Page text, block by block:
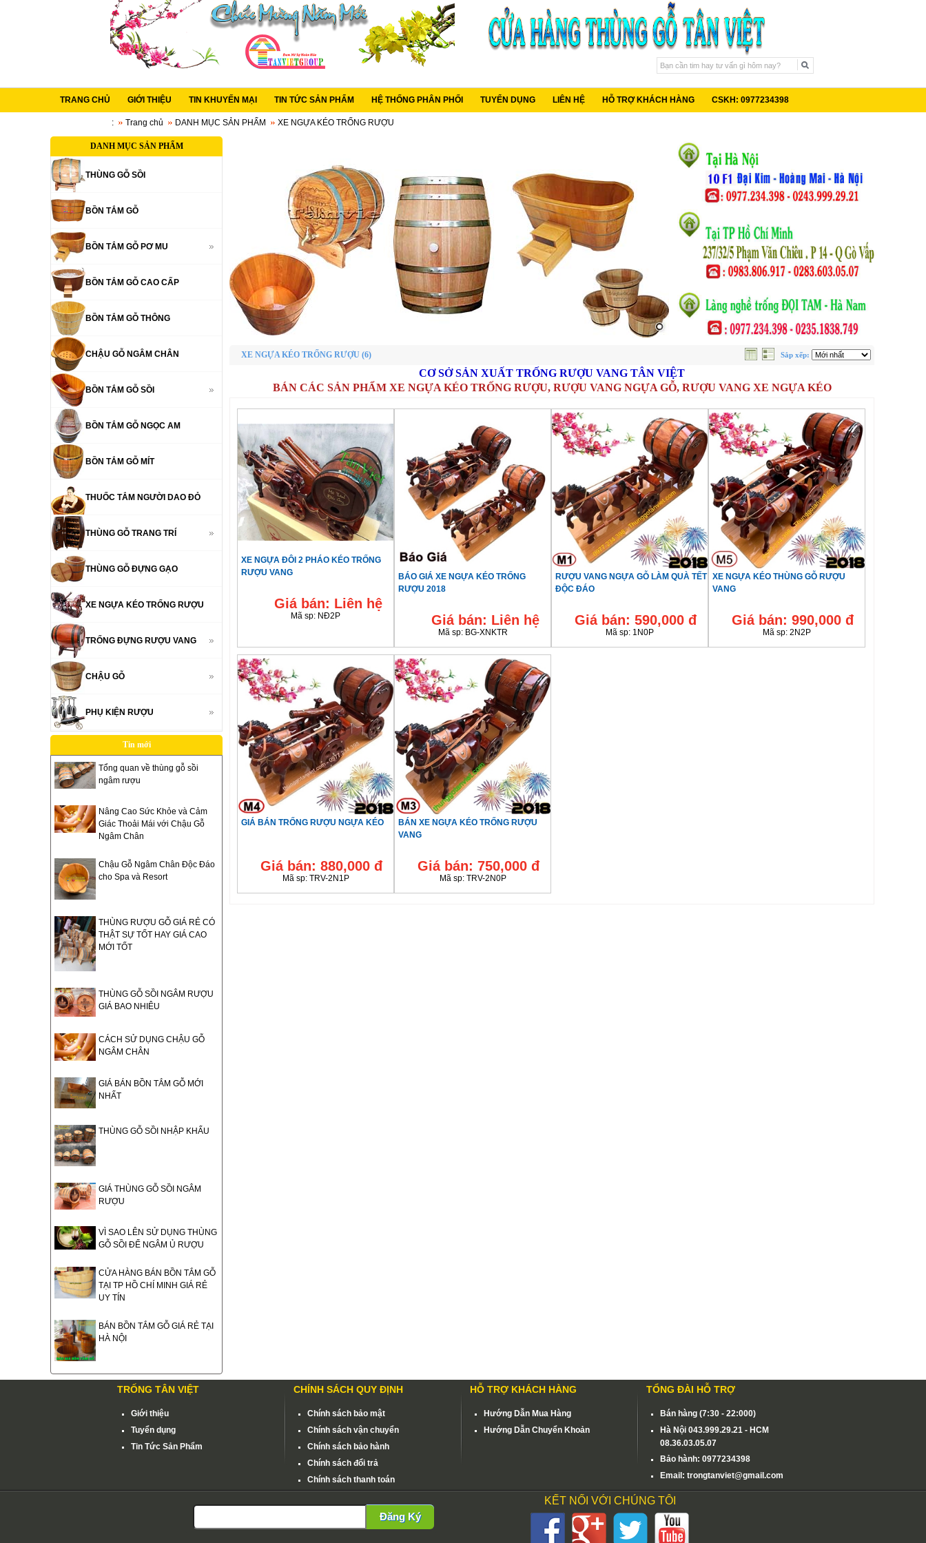
TRANG CHỦ GIỚI THIỆU TIN KHUYẾN MẠI TIN TỨC SẢN PHẨM HỆ THỐNG PHÂN PHỐI TUYỂN DỤNG LIÊN HỆ HỖ TRỢ KHÁCH HÀNG CSKH: 0977234398
: Trang chủ DANH MỤC SẢN PHẨM XE NGỰA KÉO TRỐNG RƯỢU
DANH MỤC SẢN PHẨM
THÙNG GỖ SỒI
BỒN TẮM GỖ
BỒN TẮM GỖ PƠ MU
BỒN TẮM GỖ CAO CẤP
BỒN TẮM GỖ THÔNG
CHẬU GỖ NGÂM CHÂN
BỒN TẮM GỖ SỒI
BỒN TẮM GỖ NGỌC AM
BỒN TẮM GỖ MÍT
THUỐC TẮM NGƯỜI DAO ĐỎ
THÙNG GỖ TRANG TRÍ
THÙNG GỖ ĐỰNG GẠO
XE NGỰA KÉO TRỐNG RƯỢU
TRỐNG ĐỰNG RƯỢU VANG
CHẬU GỖ
PHỤ KIỆN RƯỢU
Tin mới
Tổng quan về thùng gỗ sồi
ngâm rượu
Nâng Cao Sức Khỏe và Cảm
Giác Thoải Mái với Chậu Gỗ
Ngâm Chân
Chậu Gỗ Ngâm Chân Độc Đáo
cho Spa và Resort
THÙNG RƯỢU GỖ GIÁ RẺ CÓ
THẬT SỰ TỐT HAY GIÁ CAO
MỚI TỐT
THÙNG GỖ SỒI NGÂM RƯỢU
GIÁ BAO NHIÊU
CÁCH SỬ DỤNG CHẬU GỖ
NGÂM CHÂN
GIÁ BÁN BỒN TẮM GỖ MỚI
NHẤT
THÙNG GỖ SỒI NHẬP KHẨU
GIÁ THÙNG GỖ SỒI NGÂM
RƯỢU
VÌ SAO LÊN SỬ DỤNG THÙNG
GỖ SỒI ĐỂ NGÂM Ủ RƯỢU
CỬA HÀNG BÁN BỒN TẮM GỖ
TẠI TP HỒ CHÍ MINH GIÁ RẺ
UY TÍN
BÁN BỒN TẮM GỖ GIÁ RẺ TẠI
HÀ NỘI
Sắp xếp:
XE NGỰA KÉO TRỐNG RƯỢU (6)
CƠ SỞ SẢN XUẤT TRỐNG RƯỢU VANG TÂN VIỆT
BÁN CÁC SẢN PHẨM XE NGỰA KÉO TRỐNG RƯỢU, RƯỢU VANG NGỰA GỖ, RƯỢU VANG XE NGỰA KÉO
XE NGỰA ĐÔI 2 PHÁO KÉO TRỐNG
RƯỢU VANG
Giá bán: Liên hệ
Mã sp: NĐ2P
BÁO GIÁ XE NGỰA KÉO TRỐNG
RƯỢU 2018
Giá bán: Liên hệ
Mã sp: BG-XNKTR
RƯỢU VANG NGỰA GỖ LÀM QUÀ TẾT
ĐỘC ĐÁO
Giá bán: 590,000 đ
Mã sp: 1N0P
XE NGỰA KÉO THÙNG GỖ RƯỢU
VANG
Giá bán: 990,000 đ
Mã sp: 2N2P
GIÁ BÁN TRỐNG RƯỢU NGỰA KÉO
Giá bán: 880,000 đ
Mã sp: TRV-2N1P
BÁN XE NGỰA KÉO TRỐNG RƯỢU
VANG
Giá bán: 750,000 đ
Mã sp: TRV-2N0P
TRỐNG TÂN VIỆT
Giới thiệu
Tuyển dụng
Tin Tức Sản Phẩm
CHÍNH SÁCH QUY ĐỊNH
Chính sách bảo mật
Chính sách vận chuyển
Chính sách bảo hành
Chính sách đổi trả
Chính sách thanh toán
HỖ TRỢ KHÁCH HÀNG
Hướng Dẫn Mua Hàng
Hướng Dẫn Chuyển Khoản
TỔNG ĐÀI HỖ TRỢ
Bán hàng (7:30 - 22:000)
Hà Nội 043.999.29.21 - HCM
08.36.03.05.07
Bảo hành: 0977234398
Email: trongtanviet@gmail.com
Đăng Ký
KẾT NỐI VỚI CHÚNG TÔI